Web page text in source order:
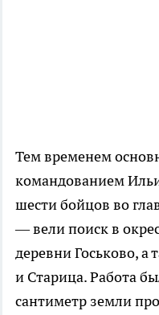
Тем временем
командованием
шести бойцов во
— вели поиск в
деревни Госьково,
и Старица. Работа
сантиметр земли